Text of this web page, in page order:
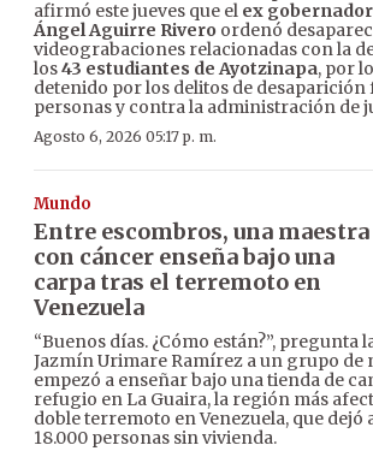
afirmó este jueves que el ex
Ángel Aguirre Rivero ordenó
videograbaciones relacionadas con la
los43 estudiantes de Ayotzinapa, por
detenido por los delitos de desaparición
personas y contra la administración de
Agosto 6, 2026 05:17 p. m.
Mundo
Entre escombros, una maestra
con cáncer enseña bajo una
carpa tras el terremoto en
Venezuela
“Buenos días. ¿Cómo están?”, pregunta
Jazmín Urimare Ramírez a un grupo de
empezó a enseñar bajo una tienda de
refugio en La Guaira, la región más
doble terremoto en Venezuela, que dejó
18.000 personas sin vivienda.